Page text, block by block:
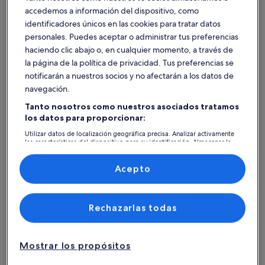
people.
10 de 10
Excepcional
excepcional
(5 comentarios)
Alojamientos mejor valorados -
Teatro A Barraca
Más información sobre Acogedor apartamento entre
Más información sobre Acogedor apartamento entre
accedemos a información del dispositivo, como
identificadores únicos en las cookies para tratar datos
personales. Puedes aceptar o administrar tus preferencias
haciendo clic abajo o, en cualquier momento, a través de
la página de la política de privacidad. Tus preferencias se
notificarán a nuestros socios y no afectarán a los datos de
navegación.
Tanto nosotros como nuestros asociados tratamos
los datos para proporcionar:
Utilizar datos de localización geográfica precisa. Analizar activamente
las características del dispositivo para su identificación. Almacenar la
contenido personalizados, medición de publicidad y contenido,
investigación de audiencia y desarrollo de servicios.
Mostrar los propósitos
Rechazarlas todas
Acepto